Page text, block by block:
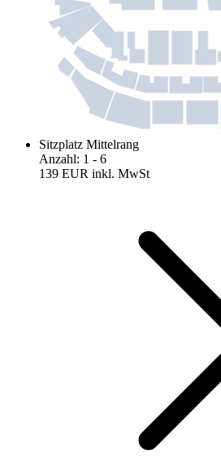
Sitzplatz Mittelrang
Anzahl: 1 - 6
139 EUR inkl. MwSt